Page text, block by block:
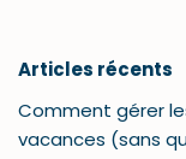
Articles récents
Comment gérer
vacances (sans